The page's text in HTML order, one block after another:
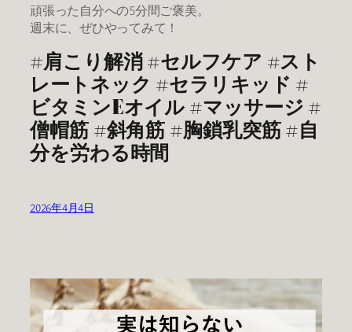
頑張った自分への5分間ご褒美。
週末に、ぜひやってみて！
#肩こり解消 #セルフケア #スト
レートネック #セラリキッド #
ビタミンEオイル #マッサージ #
僧帽筋 #斜角筋 #胸鎖乳突筋 #自
分を労わる時間
2026年4月4日